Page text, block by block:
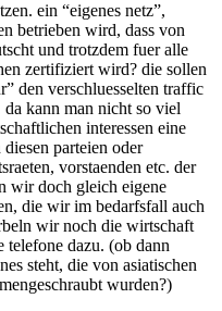
ein “eigenes netz”,
betrieben wird, dass von
und trotzdem fuer alle
zertifiziert wird? die sollen
den verschluesselten traffic
kann man nicht so viel
interessen eine
parteien oder
vorstaenden etc. der
wir doch gleich eigene
die wir im bedarfsfall auch
wir noch die wirtschaft
telefone dazu. (ob dann
steht, die von asiatischen
wurden?)